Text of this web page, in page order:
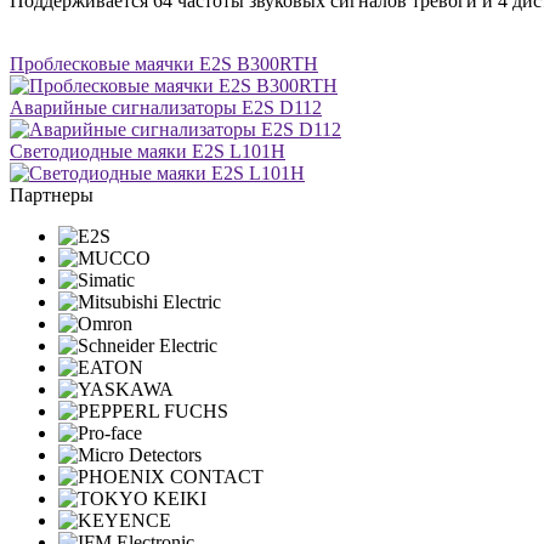
Проблесковые маячки E2S B300RTH
Аварийные сигнализаторы E2S D112
Светодиодные маяки E2S L101H
Партнеры